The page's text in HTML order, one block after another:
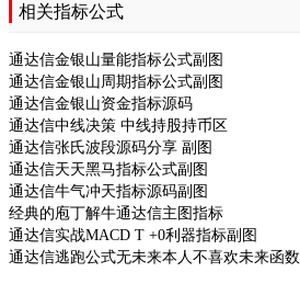
相关指标公式
通达信金银山量能指标公式副图
通达信金银山周期指标公式副图
通达信金银山资金指标源码
通达信中线决策 中线持股持币区
通达信张氏波段源码分享 副图
通达信天天黑马指标公式副图
通达信牛气冲天指标源码副图
经典的庖丁解牛通达信主图指标
通达信实战MACD T +0利器指标副图
通达信逃跑公式无未来本人不喜欢未来函数